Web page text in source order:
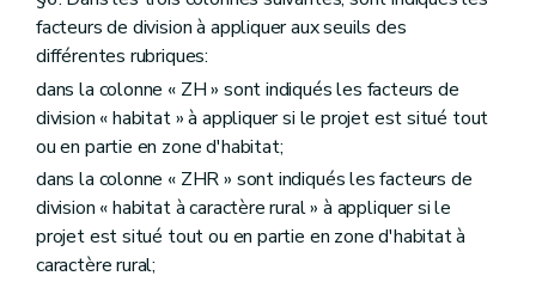
facteurs de division à appliquer aux seuils des
différentes rubriques:
dans la colonne « ZH » sont indiqués les facteurs de
division « habitat » à appliquer si le projet est situé tout
ou en partie en zone d'habitat;
dans la colonne « ZHR » sont indiqués les facteurs de
division « habitat à caractère rural » à appliquer si le
projet est situé tout ou en partie en zone d'habitat à
caractère rural;